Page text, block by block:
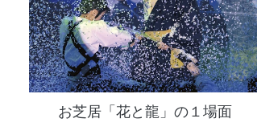
お芝居「花と龍」の１場面